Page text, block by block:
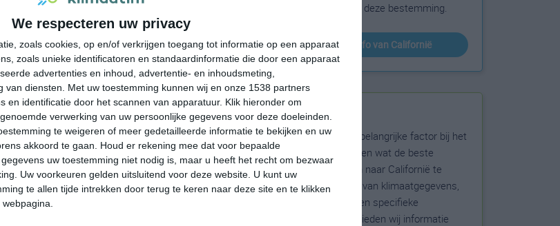
We respecteren uw privacy
zoals cookies, op en/of verkrijgen toegang tot informatie op een apparaat
zoals unieke identificatoren en standaardinformatie die door een apparaat
advertenties en inhoud, advertentie- en inhoudsmeting,
van diensten.
Met uw toestemming kunnen wij en onze 1538 partners
en identificatie door het scannen van apparatuur. Klik hieronder om
verwerking van uw persoonlijke gegevens voor deze doeleinden.
te weigeren of meer gedetailleerde informatie te bekijken en uw
akkoord te gaan.
Houd er rekening mee dat voor bepaalde
uw toestemming niet nodig is, maar u heeft het recht om bezwaar
Uw voorkeuren gelden uitsluitend voor deze website. U kunt uw
te allen tijde intrekken door terug te keren naar deze site en te klikken
35°C 40°C 40°C 34°C
12:00 15:00 18:00 21:00
12:00 15:00 18:00 21:00
NO 1 N 2 NNW 2 WNW 2
12:00
zonneschijn voor deze bestemming.
klimaatinfo van Californië
Beste reistijd
Het weer is een belangrijke factor bij het
reizen. Wil je weten wat de beste
maanden zijn om naar Californië te
reizen? Op basis van klimaatgegevens,
weersextremen en specifieke
weerinformatie bieden wij informatie